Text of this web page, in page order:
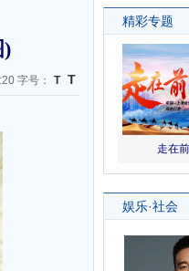
)
字号： T T